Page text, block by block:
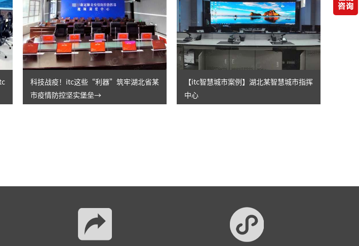
科技战疫！itc这些“利器”筑牢湖北省某
市疫情防控坚实堡垒→
【itc智慧城市案例】湖北某智慧城市指挥
中心